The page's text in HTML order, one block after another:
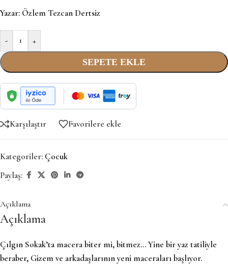
Yazar: Özlem Tezcan Dertsiz
- +
SEPETE EKLE
Karşılaştır Favorilere ekle
Kategoriler: Çocuk
Paylaş:
Açıklama
Açıklama
Çılgın Sokak’ta macera biter mi, bitmez… Yine bir yaz tatiliyle
beraber, Gizem ve arkadaşlarının yeni maceraları başlıyor.